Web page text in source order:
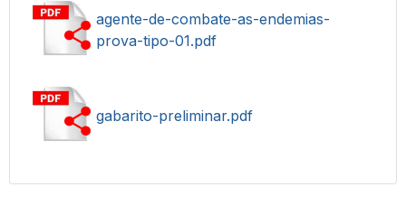
agente-de-combate-as-endemias-
prova-tipo-01.pdf
gabarito-preliminar.pdf